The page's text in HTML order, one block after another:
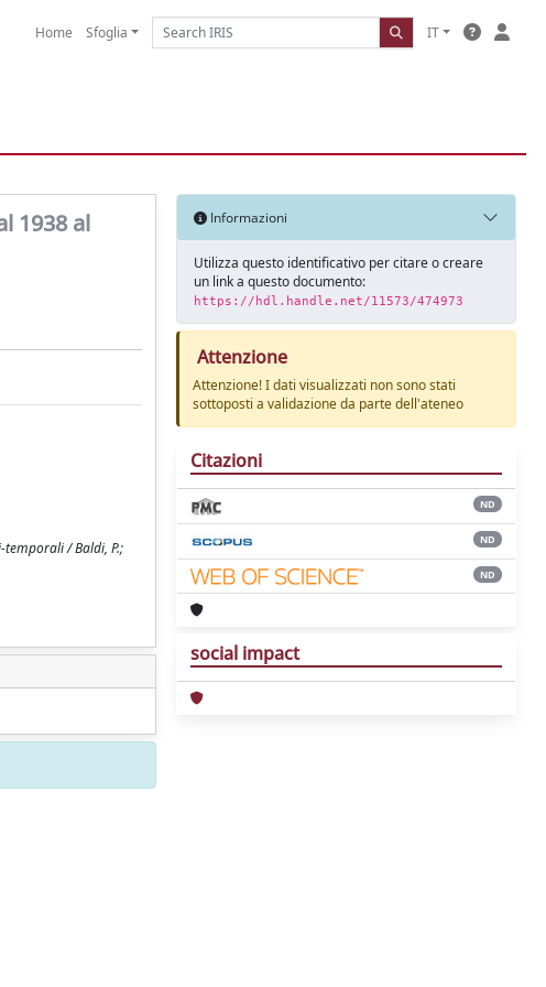
Home Sfoglia IT
1938 al
/ Baldi, P.;
Informazioni
Utilizza questo identificativo per citare o creare
un link a questo documento:
https://hdl.handle.net/11573/474973
Attenzione
Attenzione! I dati visualizzati non sono stati
sottoposti a validazione da parte dell'ateneo
Citazioni
ND
ND
ND
social impact